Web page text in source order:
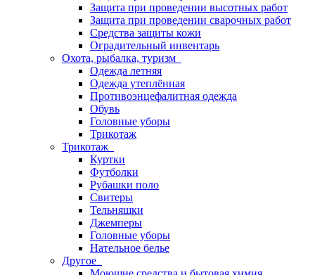
Защита при проведении высотных работ
Защита при проведении сварочных работ
Средства защиты кожи
Оградительный инвентарь
Охота, рыбалка, туризм
Одежда летняя
Одежда утеплённая
Противоэнцефалитная одежда
Обувь
Головные уборы
Трикотаж
Трикотаж
Куртки
Футболки
Рубашки поло
Свитеры
Тельняшки
Джемперы
Головные уборы
Нательное белье
Другое